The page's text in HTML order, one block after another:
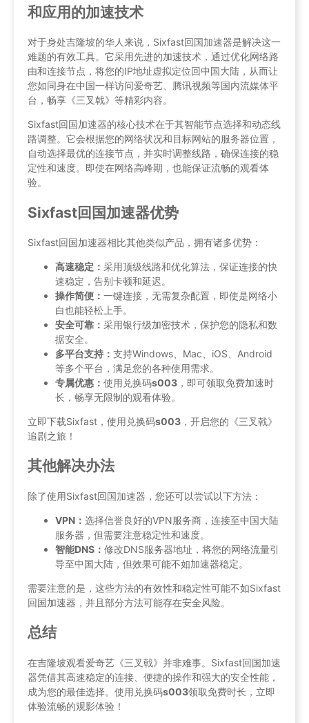
和应用的加速技术
对于身处吉隆坡的华人来说，Sixfast回国加速器是解决这一
难题的有效工具。它采用先进的加速技术，通过优化网络路
由和连接节点，将您的IP地址虚拟定位回中国大陆，从而让
您如同身在中国一样访问爱奇艺、腾讯视频等国内流媒体平
台，畅享《三叉戟》等精彩内容。
Sixfast回国加速器的核心技术在于其智能节点选择和动态线
路调整。它会根据您的网络状况和目标网站的服务器位置，
自动选择最优的连接节点，并实时调整线路，确保连接的稳
定性和速度。即使在网络高峰期，也能保证流畅的观看体
验。
Sixfast回国加速器优势
Sixfast回国加速器相比其他类似产品，拥有诸多优势：
高速稳定： 采用顶级线路和优化算法，保证连接的快
速稳定，告别卡顿和延迟。
操作简便： 一键连接，无需复杂配置，即使是网络小
白也能轻松上手。
安全可靠： 采用银行级加密技术，保护您的隐私和数
据安全。
多平台支持： 支持Windows、Mac、iOS、Android
等多个平台，满足您的各种使用需求。
专属优惠： 使用兑换码s003 ，即可领取免费加速时
长，畅享无限制的观看体验。
立即下载Sixfast，使用兑换码s003 ，开启您的《三叉戟》
追剧之旅！
其他解决办法
除了使用Sixfast回国加速器，您还可以尝试以下方法：
VPN： 选择信誉良好的VPN服务商，连接至中国大陆
服务器，但需要注意稳定性和速度。
智能DNS： 修改DNS服务器地址，将您的网络流量引
导至中国大陆，但效果可能不如加速器稳定。
需要注意的是，这些方法的有效性和稳定性可能不如Sixfast
回国加速器，并且部分方法可能存在安全风险。
总结
在吉隆坡观看爱奇艺《三叉戟》并非难事。Sixfast回国加速
器凭借其高速稳定的连接、便捷的操作和强大的安全性能，
成为您的最佳选择。使用兑换码s003领取免费时长，立即
体验流畅的观影体验！